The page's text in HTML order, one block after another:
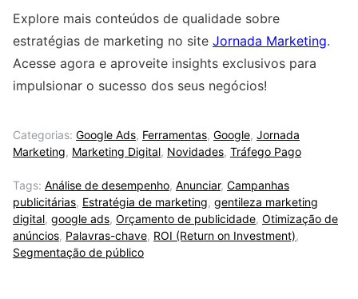
Explore mais conteúdos de qualidade sobre
estratégias de marketing no site Jornada Marketing.
Acesse agora e aproveite insights exclusivos para
impulsionar o sucesso dos seus negócios!
Categorias: Google Ads, Ferramentas, Google, Jornada
Marketing, Marketing Digital, Novidades, Tráfego Pago
Tags: Análise de desempenho, Anunciar, Campanhas
publicitárias, Estratégia de marketing, gentileza marketing
digital, google ads, Orçamento de publicidade, Otimização de
anúncios, Palavras-chave, ROI (Return on Investment),
Segmentação de público